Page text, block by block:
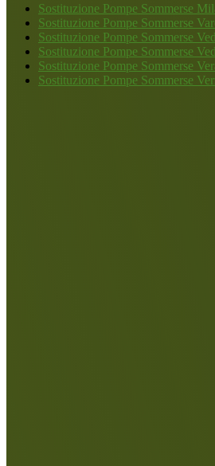
Sostituzione Pompe Sommerse
Sostituzione Pompe Sommerse
Sostituzione Pompe Sommerse
Sostituzione Pompe Sommerse
Sostituzione Pompe Sommerse
Sostituzione Pompe Sommerse